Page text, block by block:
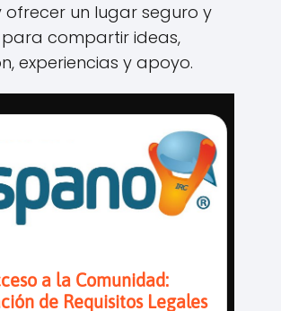
ofrecer un lugar seguro y
compartir ideas,
experiencias y apoyo.